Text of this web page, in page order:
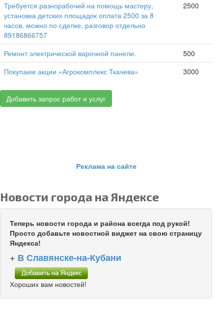
Требуется разнорабочий на помощь мастеру,
установка детских площадок оплата 2500 за 8
часов, можно по сделке, разговор отдельно
89186866757
2500
Ремонт электрической варочной панели.
500
Покупаем акции «Агрокомплекс Ткачева»
3000
Добавить запрос работ и услуг
Реклама на сайте
Новости города на Яндексе
Теперь новости города и района всегда под рукой!
Просто добавьте новостной виджет на свою страницу
Яндекса!
+ В Славянске-на-Кубани
Хороших вам новостей!